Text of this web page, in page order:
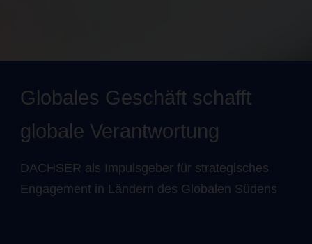
Globales Geschäft schafft
globale Verantwortung
DACHSER als Impulsgeber für strategisches
Engagement in Ländern des Globalen Südens